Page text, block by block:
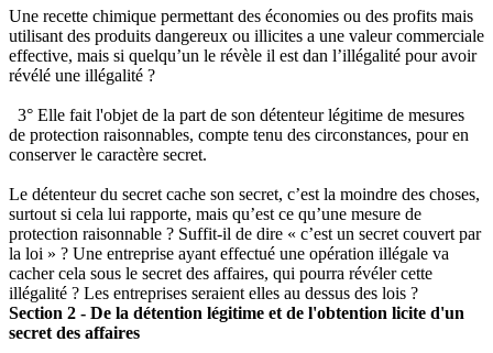
Une recette chimique permettant des économies ou des profits mais
utilisant des produits dangereux ou illicites a une valeur commerciale
effective, mais si quelqu’un le révèle il est dan l’illégalité pour avoir
révélé une illégalité ?
3° Elle fait l'objet de la part de son détenteur légitime de mesures
de protection raisonnables, compte tenu des circonstances, pour en
conserver le caractère secret.
Le détenteur du secret cache son secret, c’est la moindre des choses,
surtout si cela lui rapporte, mais qu’est ce qu’une mesure de
protection raisonnable ? Suffit-il de dire « c’est un secret couvert par
la loi » ? Une entreprise ayant effectué une opération illégale va
cacher cela sous le secret des affaires, qui pourra révéler cette
illégalité ? Les entreprises seraient elles au dessus des lois ?
Section 2 - De la détention légitime et de l'obtention licite d'un
secret des affaires